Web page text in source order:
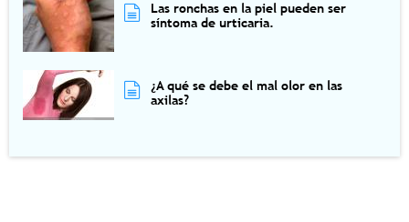
Las ronchas en la piel pueden ser
síntoma de urticaria.
¿A qué se debe el mal olor en las
axilas?